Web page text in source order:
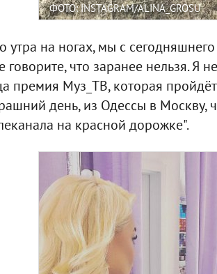
ФОТО: INSTAGRAM/ALINA_GROSU
утра на ногах, мы с
говорите, что заранее нельзя. Я
премия Муз_ТВ, которая
день, из Одессы в Москву,
на красной дорожке".